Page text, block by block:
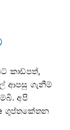
කාඩ්පත්,
ආපසු ගැනීම්
අපි
ගුප්තකේතන